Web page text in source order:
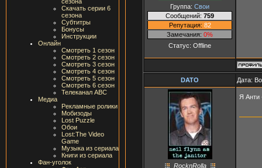
Скачать серии 6
сезона
Субтитры
Бонусы
Инструкции
Онлайн
Смотреть 1 сезон
Смотреть 2 сезон
Смотреть 3 сезон
Смотреть 4 сезон
Смотреть 5 сезон
Смотреть 6 сезон
Телеканал ABC
Медиа
Рекламные ролики
Мобизоды
Lost Puzzle
Обои
Lost:The Video
Game
Музыка из сериала
Книги из сериала
Фан-уголок
Группа: Свои
Сообщений: 759
Репутация: 82
Замечания: 0%
Статус: Offline
DATO Дата:
RocknRolla
Я